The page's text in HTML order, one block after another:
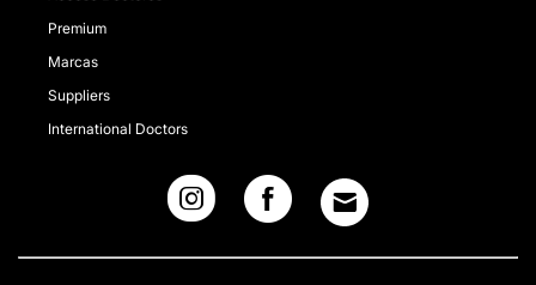
Premium
Marcas
Suppliers
International Doctors